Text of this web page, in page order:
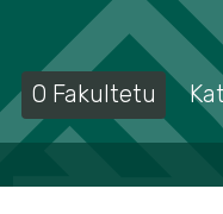
O Fakultetu